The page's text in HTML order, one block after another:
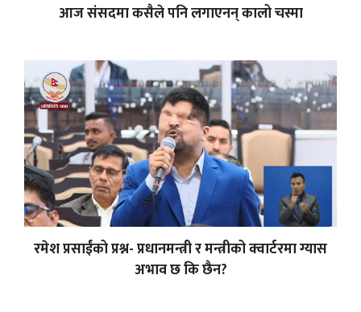
आज संसदमा कसैले पनि लगाएनन् कालो चस्मा
रमेश प्रसाईंको प्रश्न- प्रधानमन्त्री र मन्त्रीको क्वार्टरमा ग्यास
अभाव छ कि छैन?